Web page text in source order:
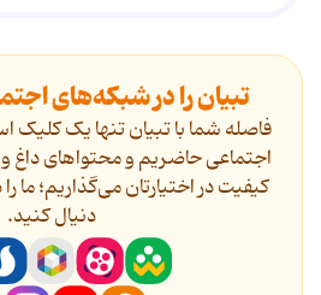
تبیان را در شبکه‌های
فاصله شما با تبیان تنها یک
اجتماعی حاضریم و محتواهای داغ و
کیفیت در اختیارتان می‌گذاریم؛ ما
دنیال کنید.